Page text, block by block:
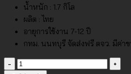
น้ำหนัก : 1.7 กิโล
ผลิต : ไทย
อายุการใช้งาน 7-12 ปี
กทม. นนทบุรี จัดส่งฟรี ตจว. มีค่า
จำนวน